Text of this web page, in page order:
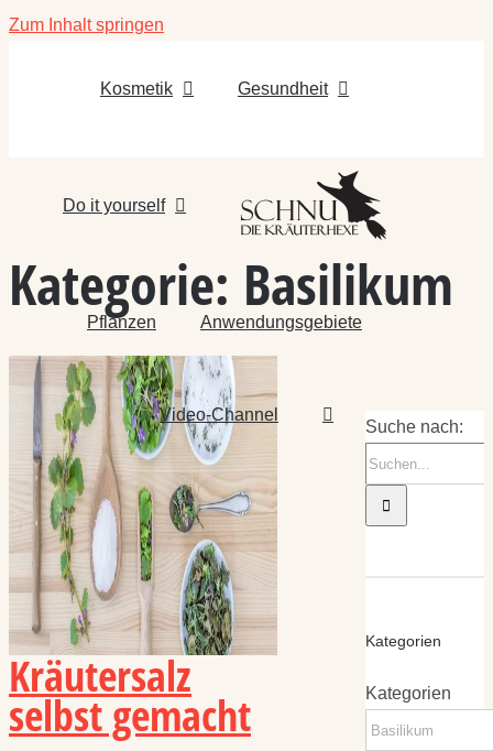
Zum Inhalt springen
Kosmetik Gesundheit
Do it yourself
Pflanzen Anwendungsgebiete
Video-Channel
Kategorie: Basilikum
Kräutersalz
selbst gemacht
Suche nach:
Kategorien
Kategorien